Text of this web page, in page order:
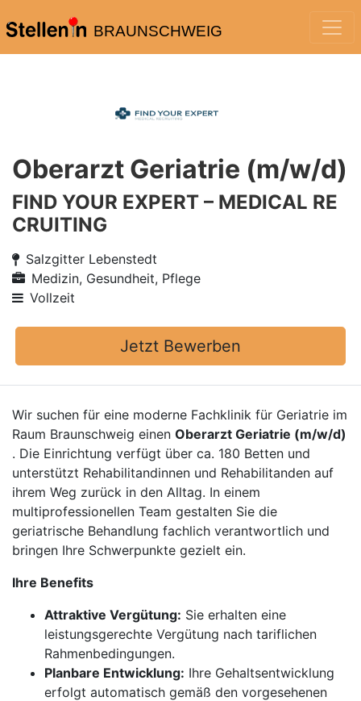
BRAUNSCHWEIG
Oberarzt Geriatrie (m/w/d)
FIND YOUR EXPERT – MEDICAL RE
CRUITING
Salzgitter Lebenstedt
Medizin, Gesundheit, Pflege
Vollzeit
Jetzt Bewerben
Wir suchen für eine moderne Fachklinik für Geriatrie im
Raum Braunschweig einen Oberarzt Geriatrie (m/w/d)
. Die Einrichtung verfügt über ca. 180 Betten und
unterstützt Rehabilitandinnen und Rehabilitanden auf
ihrem Weg zurück in den Alltag. In einem
multiprofessionellen Team gestalten Sie die
geriatrische Behandlung fachlich verantwortlich und
bringen Ihre Schwerpunkte gezielt ein.
Ihre Benefits
Attraktive Vergütung: Sie erhalten eine
leistungsgerechte Vergütung nach tariflichen
Rahmenbedingungen.
Planbare Entwicklung: Ihre Gehaltsentwicklung
erfolgt automatisch gemäß den vorgesehenen